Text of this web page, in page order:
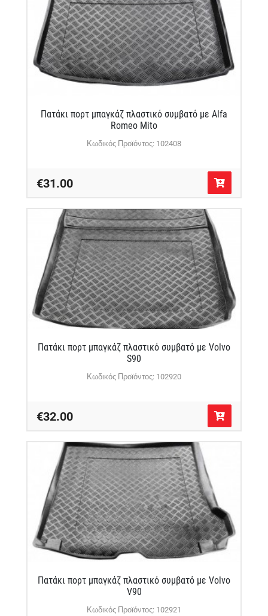
Πατάκι πορτ μπαγκάζ πλαστικό συμβατό με Alfa
Romeo Mito
Κωδικός Προϊόντος: 102408
€31.00
Πατάκι πορτ μπαγκάζ πλαστικό συμβατό με Volvo
S90
Κωδικός Προϊόντος: 102920
€32.00
Πατάκι πορτ μπαγκάζ πλαστικό συμβατό με Volvo
V90
Κωδικός Προϊόντος: 102921